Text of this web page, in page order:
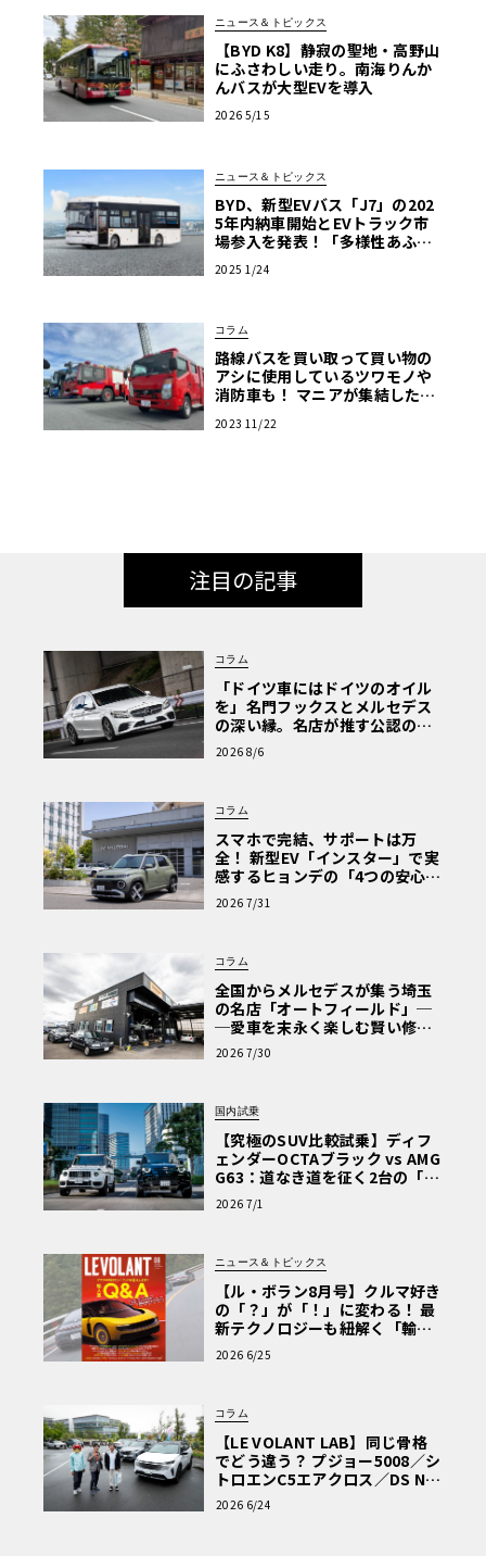
ニュース＆トピックス
【BYD K8】静寂の聖地・高野山
にふさわしい走り。南海りんか
んバスが大型EVを導入
2026 5/15
ニュース＆トピックス
BYD、新型EVバス「J7」の202
5年内納車開始とEVトラック市
場参入を発表！「多様性あふれ
2025 1/24
コラム
路線バスを買い取って買い物の
アシに使用しているツワモノや
消防車も！ マニアが集結した商
2023 11/22
注目の記事
コラム
「ドイツ車にはドイツのオイル
を」名門フックスとメルセデス
の深い縁。名店が推す公認の安
心と、Cクラスで味わうシルキー
な走り〈PR〉
2026 8/6
コラム
スマホで完結、サポートは万
全！ 新型EV「インスター」で実
感するヒョンデの「4つの安心」
【第1回・ヒョンデ6つの疑問：
Why? Hyundai?】〈PR〉
2026 7/31
コラム
全国からメルセデスが集う埼玉
の名店「オートフィールド」─
─愛車を末永く楽しむ賢い修理
術と、プロがフックス製オイル
を選ぶ理由〈PR〉
2026 7/30
国内試乗
【究極のSUV比較試乗】ディフ
ェンダーOCTAブラック vs AMG
G63：道なき道を征く2台の「対
極的アプローチ」
2026 7/1
ニュース＆トピックス
【ル・ボラン8月号】クルマ好き
の「？」が「！」に変わる！ 最
新テクノロジーも紐解く「輸入
車Q&A」
2026 6/25
コラム
【LE VOLANT LAB】同じ骨格
でどう違う？ プジョー5008／シ
トロエンC5エアクロス／DS Nº4
読者一気乗りレポート
2026 6/24